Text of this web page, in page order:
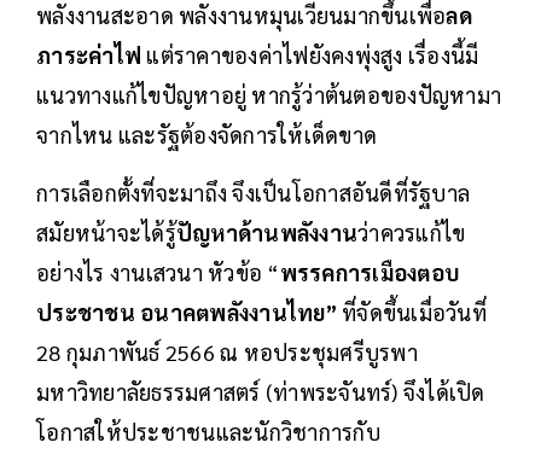
พลังงานสะอาด พลังงานหมุนเวียนมากขึ้นเพื่อลด
ภาระค่าไฟ แต่ราคาของค่าไฟยังคงพุ่งสูง เรื่องนี้มี
แนวทางแก้ไขปัญหาอยู่ หากรู้ว่าต้นตอของปัญหามา
จากไหน และรัฐต้องจัดการให้เด็ดขาด
การเลือกตั้งที่จะมาถึง จึงเป็นโอกาสอันดีที่รัฐบาล
สมัยหน้าจะได้รู้ปัญหาด้านพลังงานว่าควรแก้ไข
อย่างไร งานเสวนา หัวข้อ “พรรคการเมืองตอบ
ประชาชน อนาคตพลังงานไทย” ที่จัดขึ้นเมื่อวันที่
28 กุมภาพันธ์ 2566 ณ หอประชุมศรีบูรพา
มหาวิทยาลัยธรรมศาสตร์ (ท่าพระจันทร์) จึงได้เปิด
โอกาสให้ประชาชนและนักวิชาการกับ